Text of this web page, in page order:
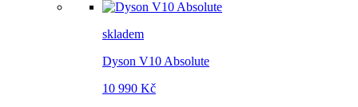
skladem
Dyson V10 Absolute
10 990 Kč